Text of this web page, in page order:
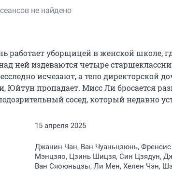
не найдено
работает уборщицей в женской школе,
ней издеваются четыре
исчезают, а тело директорской
Юйтун пропадает. Мисс Ли бросается
сосед, который недавно
15 апреля 2025
Джанин Чан, Ван Чуаньцзюнь,
Мэнцзяо, Цзинь Шицзя, Син Цзядун,
Ван Сяоюньцзы, Ли Мен, Хелен Чэн,